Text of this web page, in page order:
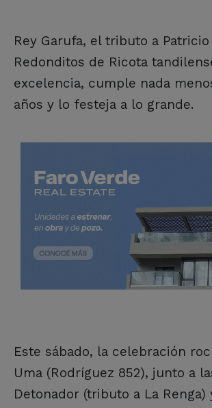
Rey Garufa, el tributo a
Redonditos de Ricota
excelencia, cumple nada
años y lo festeja a lo grande.
Este sábado, la celebración
Uma (Rodríguez 852), junto a
Detonador (tributo a La Renga)